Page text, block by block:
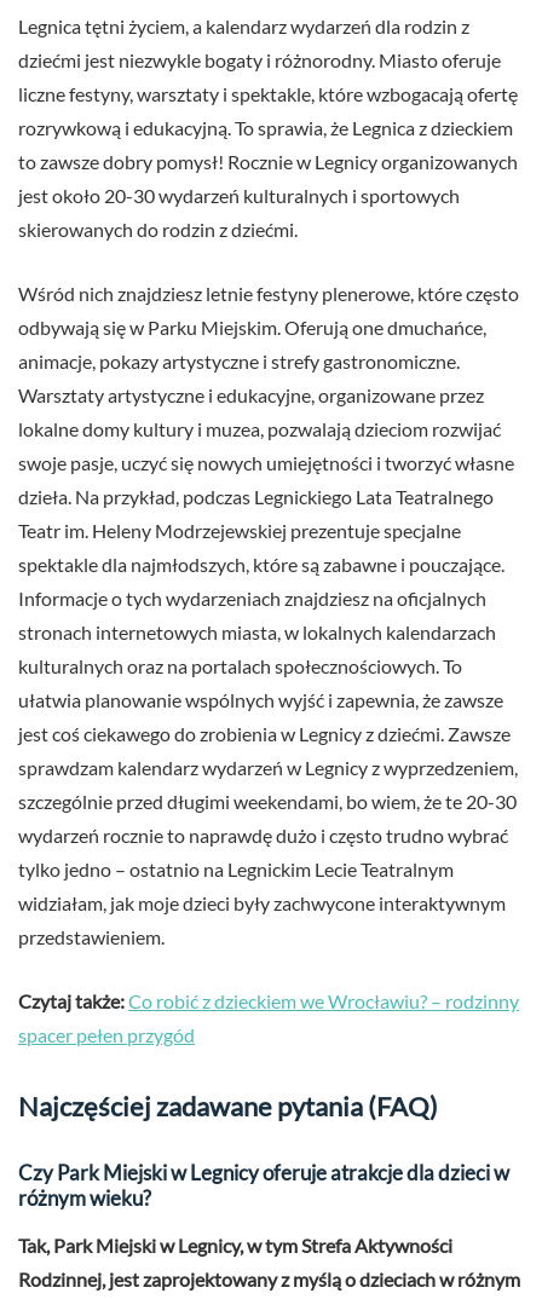
Legnica tętni życiem, a kalendarz wydarzeń dla rodzin z
dziećmi jest niezwykle bogaty i różnorodny. Miasto oferuje
liczne festyny, warsztaty i spektakle, które wzbogacają ofertę
rozrywkową i edukacyjną. To sprawia, że Legnica z dzieckiem
to zawsze dobry pomysł! Rocznie w Legnicy organizowanych
jest około 20-30 wydarzeń kulturalnych i sportowych
skierowanych do rodzin z dziećmi.
Wśród nich znajdziesz letnie festyny plenerowe, które często
odbywają się w Parku Miejskim. Oferują one dmuchańce,
animacje, pokazy artystyczne i strefy gastronomiczne.
Warsztaty artystyczne i edukacyjne, organizowane przez
lokalne domy kultury i muzea, pozwalają dzieciom rozwijać
swoje pasje, uczyć się nowych umiejętności i tworzyć własne
dzieła. Na przykład, podczas Legnickiego Lata Teatralnego
Teatr im. Heleny Modrzejewskiej prezentuje specjalne
spektakle dla najmłodszych, które są zabawne i pouczające.
Informacje o tych wydarzeniach znajdziesz na oficjalnych
stronach internetowych miasta, w lokalnych kalendarzach
kulturalnych oraz na portalach społecznościowych. To
ułatwia planowanie wspólnych wyjść i zapewnia, że zawsze
jest coś ciekawego do zrobienia w Legnicy z dziećmi. Zawsze
sprawdzam kalendarz wydarzeń w Legnicy z wyprzedzeniem,
szczególnie przed długimi weekendami, bo wiem, że te 20-30
wydarzeń rocznie to naprawdę dużo i często trudno wybrać
tylko jedno – ostatnio na Legnickim Lecie Teatralnym
widziałam, jak moje dzieci były zachwycone interaktywnym
przedstawieniem.
Czytaj także:Co robić z dzieckiem we Wrocławiu? – rodzinny
spacer pełen przygód
Najczęściej zadawane pytania (FAQ)
Czy Park Miejski w Legnicy oferuje atrakcje dla dzieci w
różnym wieku?
Tak, Park Miejski w Legnicy, w tym Strefa Aktywności
Rodzinnej, jest zaprojektowany z myślą o dzieciach w różnym